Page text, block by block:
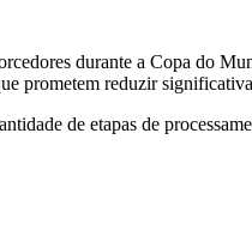
durante a Copa do
prometem reduzir
de etapas de